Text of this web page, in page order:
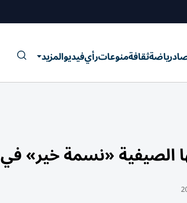
رياضةثقافةمنوعاترأيفيديوالمزيد
«نسمة خير» في 19 دولة